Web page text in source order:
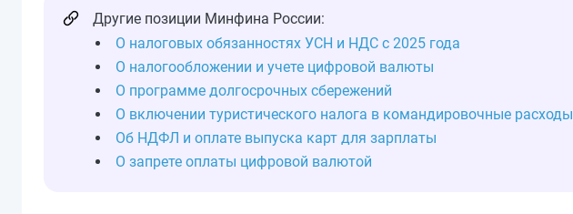
Другие позиции Минфина России:
О налоговых обязанностях УСН и НДС с 2025 года
О налогообложении и учете цифровой валюты
О программе долгосрочных сбережений
О включении туристического налога в командировочные расходы
Об НДФЛ и оплате выпуска карт для зарплаты
О запрете оплаты цифровой валютой